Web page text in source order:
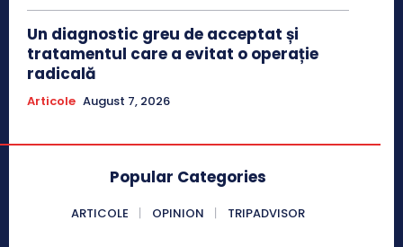
Un diagnostic greu de acceptat și
tratamentul care a evitat o operație
radicală
Articole August 7, 2026
Popular Categories
ARTICOLE OPINION TRIPADVISOR